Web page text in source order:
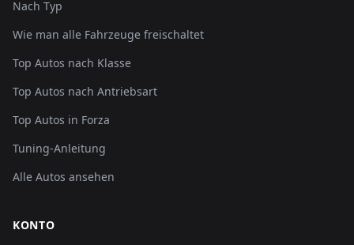
Nach Typ
Wie man alle Fahrzeuge freischaltet
Top Autos nach Klasse
Top Autos nach Antriebsart
Top Autos in Forza
Tuning-Anleitung
Alle Autos ansehen
KONTO